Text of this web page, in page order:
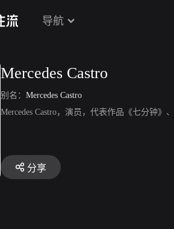
导航
Mercedes Castro
别名： Mercedes Castro
Mercedes Castro，演员，代表作品《七分钟》
分享